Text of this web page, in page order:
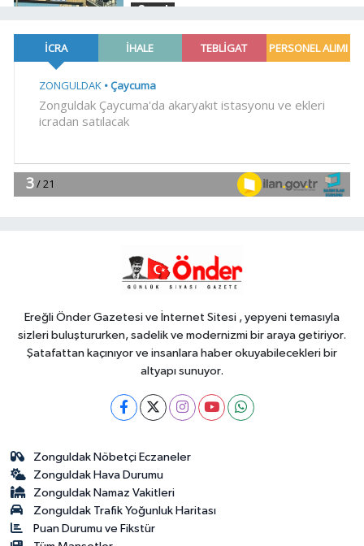
Genel
18:45HER AKŞAM AYNI ÇİLE!
18:44Görevden uzaklaştırılan Utku
18:35
başladı
Ereğli Önder Gazetesi ve İnternet Sitesi , yepyeni temasıyla
sizleri buluştururken, sadelik ve modernizmi bir araya getiriyor.
Şatafattan kaçınıyor ve insanlara haber okuyabilecekleri bir
altyapı sunuyor.
Zonguldak Nöbetçi Eczaneler
Zonguldak Hava Durumu
Zonguldak Namaz Vakitleri
Zonguldak Trafik Yoğunluk Haritası
Puan Durumu ve Fikstür